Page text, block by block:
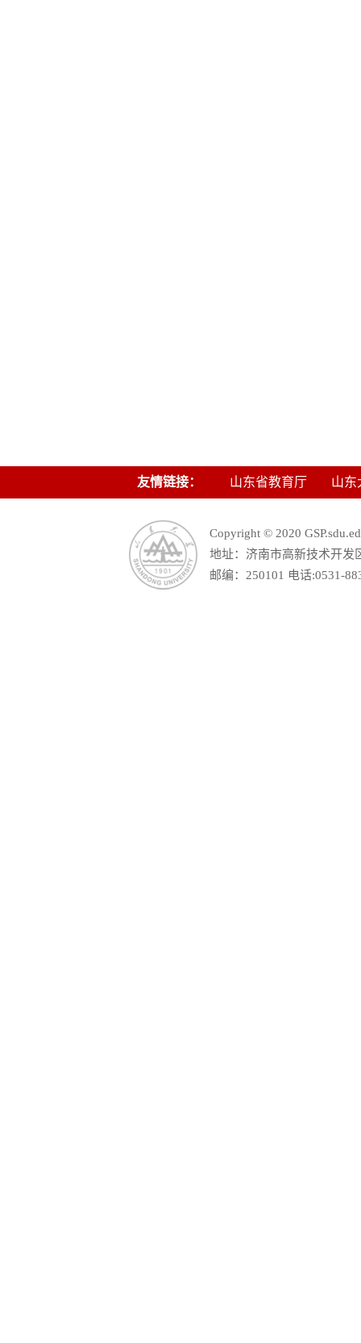
友情链接： 山东省教育厅 山东
Copyright © 2020
地址：济南市高新技术开发
邮编：250101 电话:0531-